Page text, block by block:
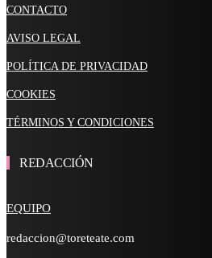
CONTACTO
AVISO LEGAL
POLÍTICA DE PRIVACIDAD
COOKIES
TÉRMINOS Y CONDICIONES
REDACCIÓN
EQUIPO
redaccion@toreteate.com